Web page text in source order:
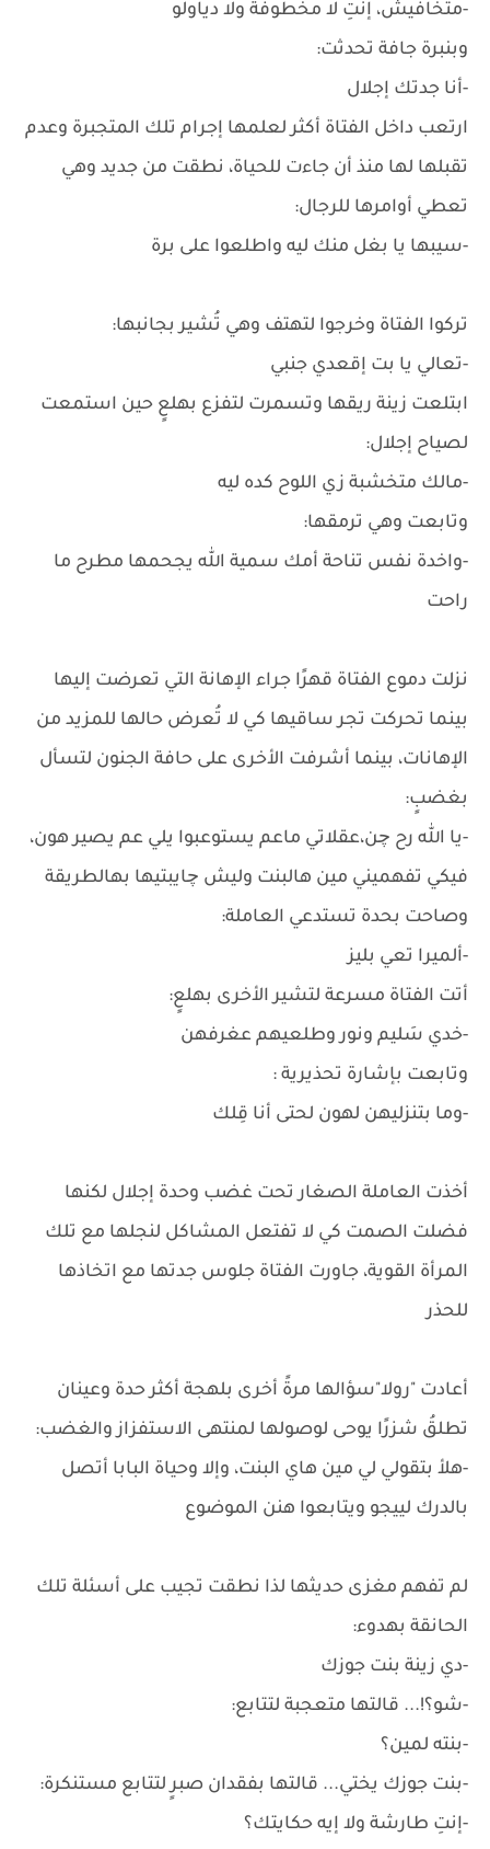
-متخافيش، إنتِ لا مخطوفة ولا دياولو
وبنبرة جافة تحدثت:
-أنا جدتك إجلال
ارتعب داخل الفتاة أكثر لعلمها إجرام تلك المتجبرة وعدم
تقبلها لها منذ أن جاءت للحياة، نطقت من جديد وهي
تعطي أوامرها للرجال:
-سيبها يا بغل منك ليه واطلعوا على برة
تركوا الفتاة وخرجوا لتهتف وهي تُشير بجانبها:
-تعالي يا بت إقعدي جنبي
ابتلعت زينة ريقها وتسمرت لتفزع بهلعٍ حين استمعت
لصياح إجلال:
-مالك متخشبة زي اللوح كده ليه
وتابعت وهي ترمقها:
-واخدة نفس تناحة أمك سمية الله يجحمها مطرح ما
راحت
نزلت دموع الفتاة قهرًا جراء الإهانة التي تعرضت إليها
بينما تحركت تجر ساقيها كي لا تُعرض حالها للمزيد من
الإهانات، بينما أشرفت الأخرى على حافة الجنون لتسأل
بغضبٍ:
-يا الله رح چن،عقلاتي ماعم يستوعبوا يلي عم يصير هون،
فيكي تفهميني مين هالبنت وليش چايبتيها بهالطريقة
وصاحت بحدة تستدعي العاملة:
-ألميرا تعي بليز
أتت الفتاة مسرعة لتشير الأخرى بهلعٍ:
-خدي سَليم ونور وطلعيهم عغرفهن
وتابعت بإشارة تحذيرية :
-وما بتنزليهن لهون لحتى أنا قِلك
أخذت العاملة الصغار تحت غضب وحدة إجلال لكنها
فضلت الصمت كي لا تفتعل المشاكل لنجلها مع تلك
المرأة القوية، جاورت الفتاة جلوس جدتها مع اتخاذها
للحذر
أعادت "رولا"سؤالها مرةً أخرى بلهجة أكثر حدة وعينان
تطلقُ شزرًا يوحى لوصولها لمنتهى الاستفزاز والغضب:
-هلأ بتقولي لي مين هاي البنت، وإلا وحياة البابا أتصل
بالدرك لييجو ويتابعوا هنن الموضوع
لم تفهم مغزى حديثها لذا نطقت تجيب على أسئلة تلك
الحانقة بهدوء:
-دي زينة بنت جوزك
-شو؟!... قالتها متعجبة لتتابع:
-بنته لمين؟
-بنت جوزك يختي... قالتها بفقدان صبرٍ لتتابع مستنكرة:
-إنتِ طارشة ولا إيه حكايتك؟